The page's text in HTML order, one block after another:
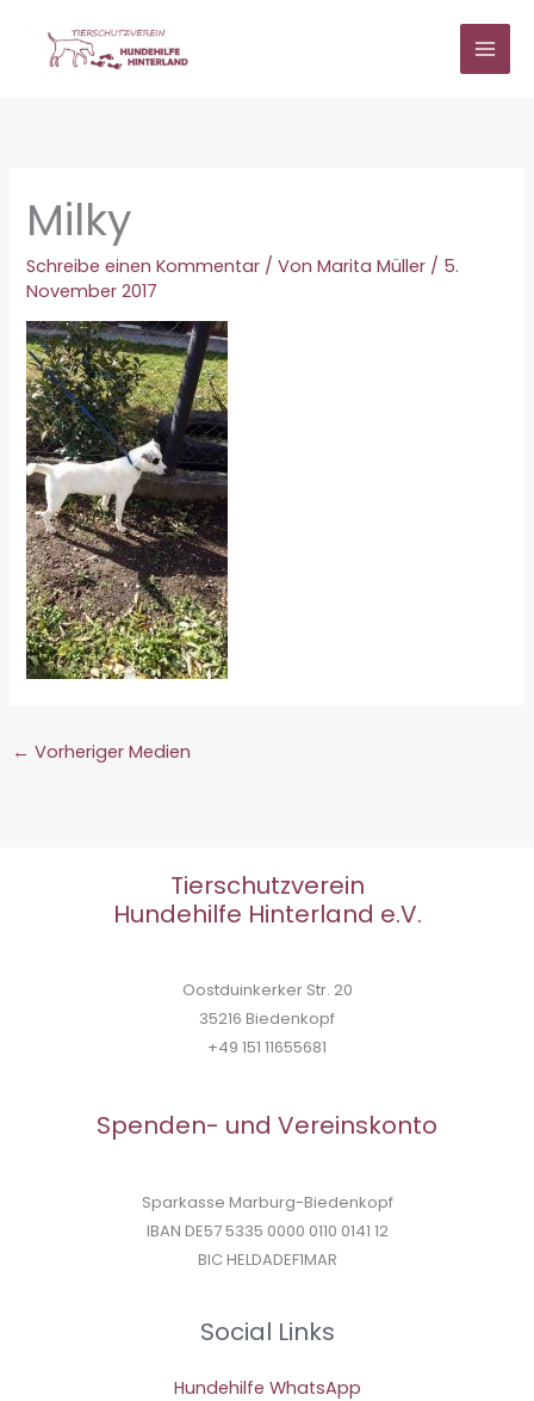
springen
Milky
Schreibe einen Kommentar / VonMarita Müller / 5.
November 2017
← Vorheriger Medien
Tierschutzverein
Hundehilfe Hinterland e.V.
Oostduinkerker Str. 20
35216 Biedenkopf
+49 151 11655681
Spenden- und Vereinskonto
Sparkasse Marburg-Biedenkopf
IBAN DE57 5335 0000 0110 0141 12
BIC HELDADEF1MAR
Social Links
Hundehilfe WhatsApp